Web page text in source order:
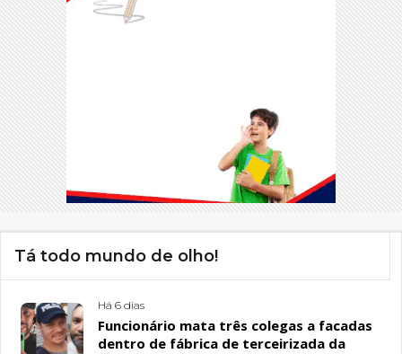
Tá todo mundo de olho!
Há 6 dias
Funcionário mata três colegas a facadas
dentro de fábrica de terceirizada da